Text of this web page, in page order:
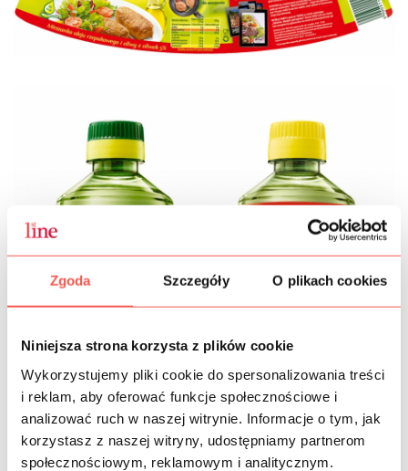
Zgoda Szczegóły O plikach cookies
Niniejsza strona korzysta z plików cookie
Wykorzystujemy pliki cookie do spersonalizowania treści
i reklam, aby oferować funkcje społecznościowe i
analizować ruch w naszej witrynie. Informacje o tym, jak
korzystasz z naszej witryny, udostępniamy partnerom
społecznościowym, reklamowym i analitycznym.